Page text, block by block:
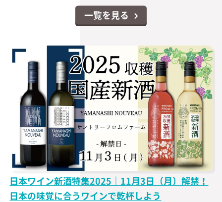
一覧を見る
日本ワイン新酒特集2025｜11月3日（月）解禁！
日本の味覚に合うワインで乾杯しよう